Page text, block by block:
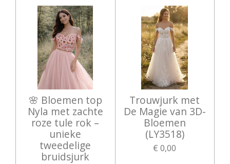
🌸 Bloemen top
Nyla met zachte
roze tule rok –
unieke
tweedelige
bruidsjurk
Trouwjurk met
De Magie van 3D-
Bloemen
(LY3518)
€ 0,00